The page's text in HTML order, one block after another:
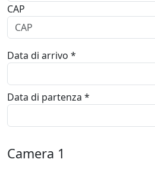
CAP
Data di arrivo *
Data di partenza *
Camera 1